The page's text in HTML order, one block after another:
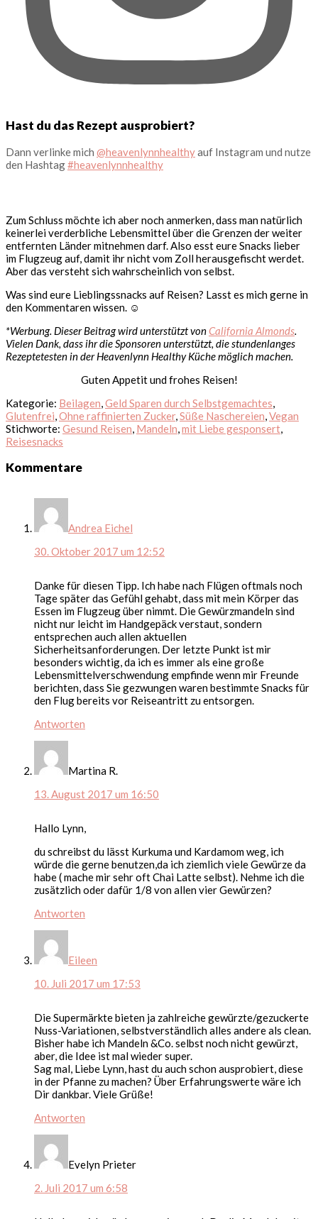
Hast du das Rezept ausprobiert?
Dann verlinke mich @heavenlynnhealthyauf Instagram und nutze
den Hashtag#heavenlynnhealthy
Zum Schluss möchte ich aber noch anmerken, dass man natürlich
keinerlei verderbliche Lebensmittel über die Grenzen der weiter
entfernten Länder mitnehmen darf. Also esst eure Snacks lieber
im Flugzeug auf, damit ihr nicht vom Zoll herausgefischt werdet.
Aber das versteht sich wahrscheinlich von selbst.
Was sind eure Lieblingssnacks auf Reisen? Lasst es mich gerne in
den Kommentaren wissen. ☺
*Werbung. Dieser Beitrag wird unterstützt vonCalifornia Almonds.
Vielen Dank, dass ihr die Sponsoren unterstützt, die stundenlanges
Rezeptetesten in der Heavenlynn Healthy Küche möglich machen.
Guten Appetit und frohes Reisen!
Kategorie: Beilagen,Geld Sparen durch Selbstgemachtes,
Glutenfrei,Ohne raffinierten Zucker,Süße Naschereien,Vegan
Stichworte: Gesund Reisen, Mandeln,mit Liebe gesponsert,
Reisesnacks
Leser-
Kommentare
Andrea Eichel
30. Oktober 2017 um 12:52
Danke für diesen Tipp. Ich habe nach Flügen oftmals noch
Tage später das Gefühl gehabt, dass mit mein Körper das
Essen im Flugzeug über nimmt. Die Gewürzmandeln sind
nicht nur leicht im Handgepäck verstaut, sondern
entsprechen auch allen aktuellen
Sicherheitsanforderungen. Der letzte Punkt ist mir
besonders wichtig, da ich es immer als eine große
Lebensmittelverschwendung empfinde wenn mir Freunde
berichten, dass Sie gezwungen waren bestimmte Snacks für
den Flug bereits vor Reiseantritt zu entsorgen.
Antworten
Martina R.
13. August 2017 um 16:50
Hallo Lynn,
du schreibst du lässt Kurkuma und Kardamom weg, ich
würde die gerne benutzen,da ich ziemlich viele Gewürze da
habe ( mache mir sehr oft Chai Latte selbst). Nehme ich die
zusätzlich oder dafür 1/8 von allen vier Gewürzen?
Antworten
Eileen
10. Juli 2017 um 17:53
Die Supermärkte bieten ja zahlreiche gewürzte/gezuckerte
Nuss-Variationen, selbstverständlich alles andere als clean.
Bisher habe ich Mandeln &Co. selbst noch nicht gewürzt,
aber, die Idee ist mal wieder super.
Sag mal, Liebe Lynn, hast du auch schon ausprobiert, diese
in der Pfanne zu machen? Über Erfahrungswerte wäre ich
Dir dankbar. Viele Grüße!
Antworten
Evelyn Prieter
2. Juli 2017 um 6:58